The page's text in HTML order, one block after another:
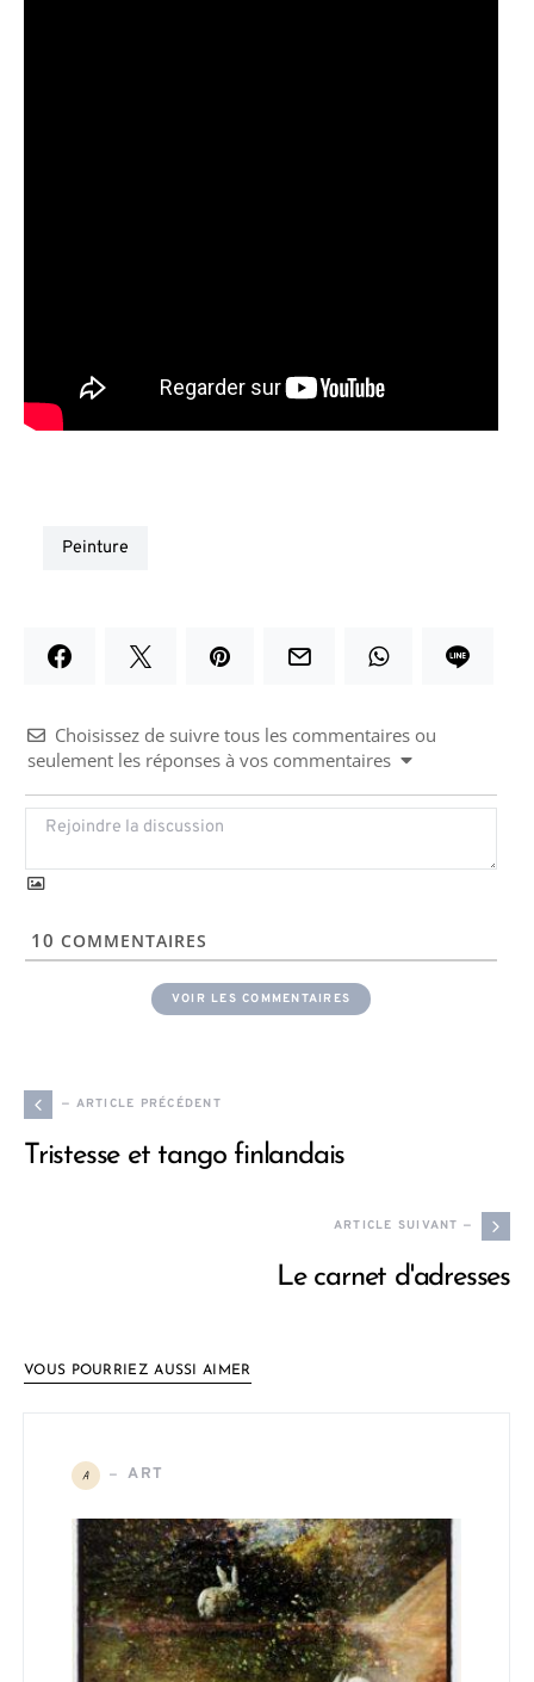
peinture
Choisissez de suivre tous les commentaires ou
seulement les réponses à vos commentaires
10 COMMENTAIRES
VOIR LES COMMENTAIRES
— ARTICLE PRÉCÉDENT
Tristesse et tango finlandais
ARTICLE SUIVANT —
Le carnet d'adresses
VOUS POURRIEZ AUSSI AIMER
A ART